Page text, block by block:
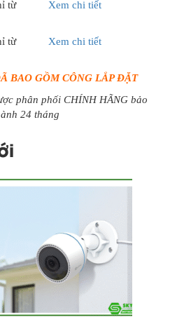
từ
Xem chi tiết
từ
Xem chi tiết
BAO GỒM CÔNG LẮP ĐẶT
phân phối CHÍNH HÃNG bảo
24 tháng